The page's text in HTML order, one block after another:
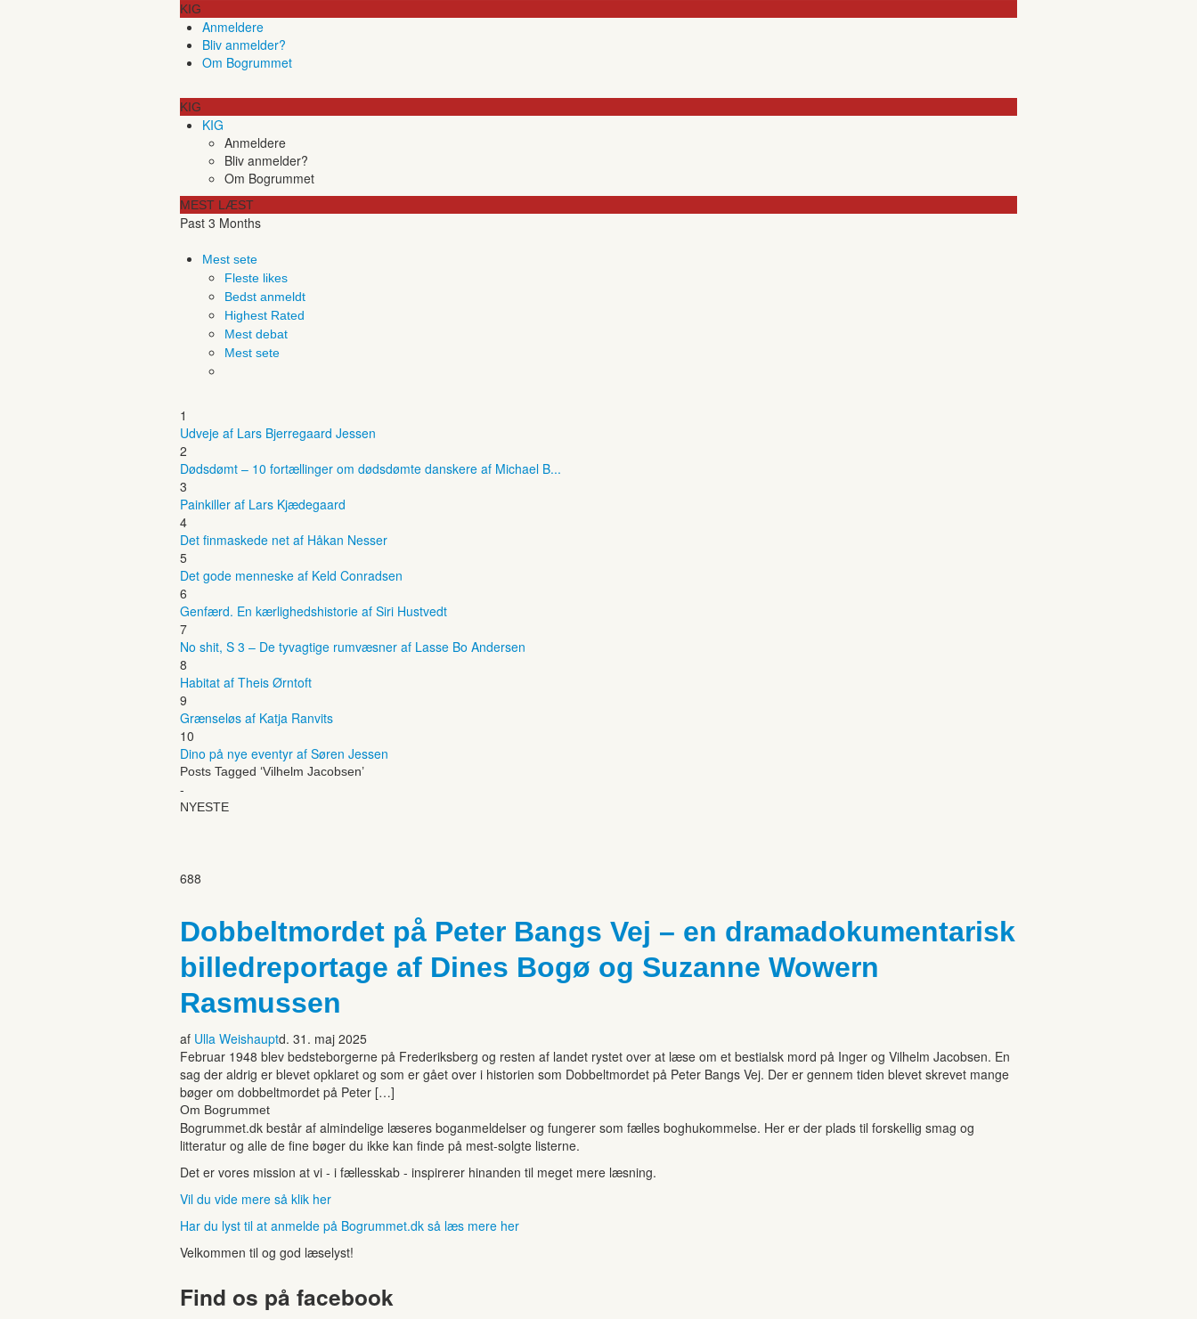
KIG
Anmeldere
Bliv anmelder?
Om Bogrummet
KIG
KIG
Anmeldere
Bliv anmelder?
Om Bogrummet
MEST LÆST
Past 3 Months
Mest sete
Fleste likes
Bedst anmeldt
Highest Rated
Mest debat
Mest sete
1
Udveje af Lars Bjerregaard Jessen
2
Dødsdømt – 10 fortællinger om dødsdømte danskere af Michael B...
3
Painkiller af Lars Kjædegaard
4
Det finmaskede net af Håkan Nesser
5
Det gode menneske af Keld Conradsen
6
Genfærd. En kærlighedshistorie af Siri Hustvedt
7
No shit, S 3 – De tyvagtige rumvæsner af Lasse Bo Andersen
8
Habitat af Theis Ørntoft
9
Grænseløs af Katja Ranvits
10
Dino på nye eventyr af Søren Jessen
Posts Tagged ‘Vilhelm Jacobsen’
-
NYESTE
688
Dobbeltmordet på Peter Bangs Vej – en dramadokumentarisk
billedreportage af Dines Bogø og Suzanne Wowern
Rasmussen
af Ulla Weishauptd. 31. maj 2025
Februar 1948 blev bedsteborgerne på Frederiksberg og resten af landet rystet over at læse om et bestialsk mord på Inger og Vilhelm Jacobsen. En
sag der aldrig er blevet opklaret og som er gået over i historien som Dobbeltmordet på Peter Bangs Vej. Der er gennem tiden blevet skrevet mange
bøger om dobbeltmordet på Peter […]
Om Bogrummet
Bogrummet.dk består af almindelige læseres boganmeldelser og fungerer som fælles boghukommelse. Her er der plads til forskellig smag og
litteratur og alle de fine bøger du ikke kan finde på mest-solgte listerne.
Det er vores mission at vi - i fællesskab - inspirerer hinanden til meget mere læsning.
Vil du vide mere så klik her
Har du lyst til at anmelde på Bogrummet.dk så læs mere her
Velkommen til og god læselyst!
Find os på facebook